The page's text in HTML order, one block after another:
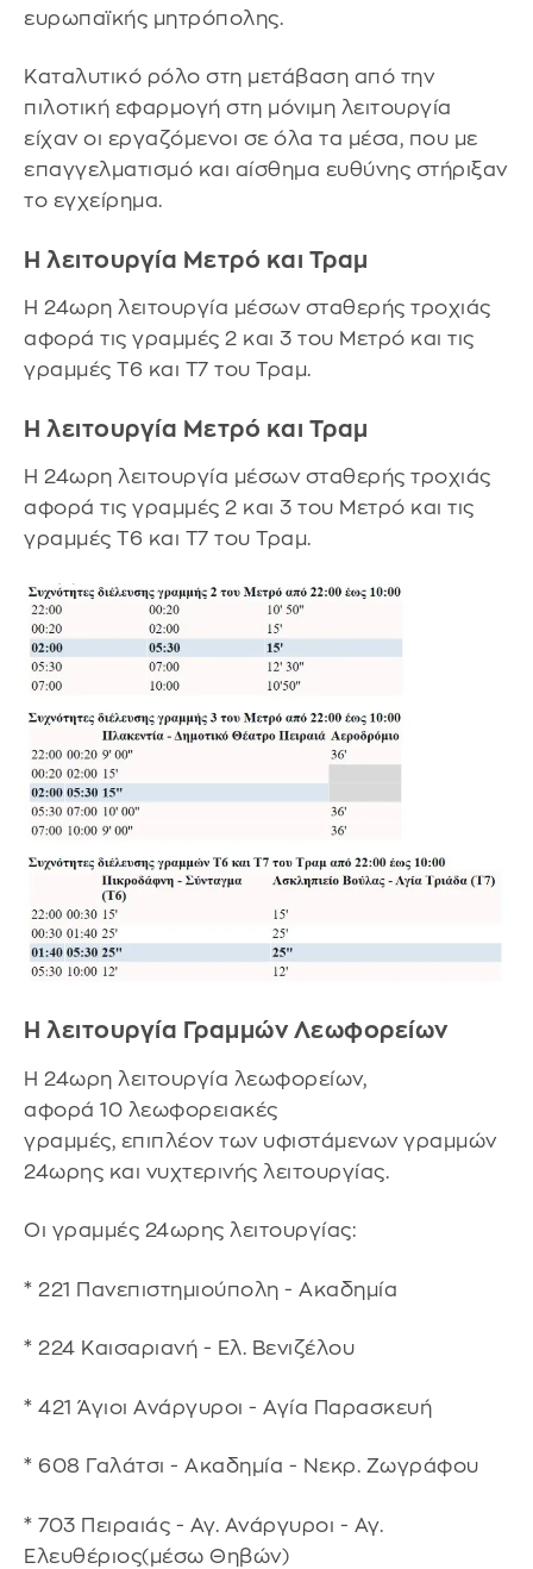
ευρωπαϊκής μητρόπολης.
Καταλυτικό ρόλο στη μετάβαση από την
πιλοτική εφαρμογή στη μόνιμη λειτουργία
είχαν οι εργαζόμενοι σε όλα τα μέσα, που με
επαγγελματισμό και αίσθημα ευθύνης στήριξαν
το εγχείρημα.
Η λειτουργία Μετρό και Τραμ
Η 24ωρη λειτουργία μέσων σταθερής τροχιάς
αφορά τις γραμμές 2 και 3 του Μετρό και τις
γραμμές Τ6 και Τ7 του Τραμ.
Η λειτουργία Μετρό και Τραμ
Η 24ωρη λειτουργία μέσων σταθερής τροχιάς
αφορά τις γραμμές 2 και 3 του Μετρό και τις
γραμμές Τ6 και Τ7 του Τραμ.
Η λειτουργία Γραμμών Λεωφορείων
Η 24ωρη λειτουργία λεωφορείων,
αφορά 10 λεωφορειακές
γραμμές, επιπλέον των υφιστάμενων γραμμών
24ωρης και νυχτερινής λειτουργίας.
Οι γραμμές 24ωρης λειτουργίας:
* 221 Πανεπιστημιούπολη - Ακαδημία
* 224 Καισαριανή - Ελ. Βενιζέλου
* 421 Άγιοι Ανάργυροι - Αγία Παρασκευή
* 608 Γαλάτσι - Ακαδημία - Νεκρ. Ζωγράφου
* 703 Πειραιάς - Αγ. Ανάργυροι - Αγ.
Ελευθέριος(μέσω Θηβών)